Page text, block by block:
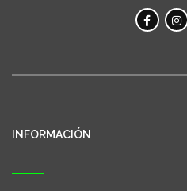
INFORMACIÓN